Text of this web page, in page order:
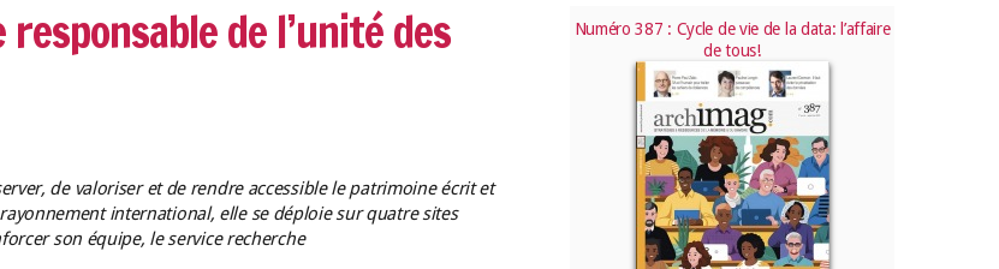
de l’unité des
de valoriser et de rendre accessible le patrimoine écrit et
international, elle se déploie sur quatre sites
son équipe, le service recherche
Numéro 387 : Cycle de vie de la data: l’affaire
de tous!